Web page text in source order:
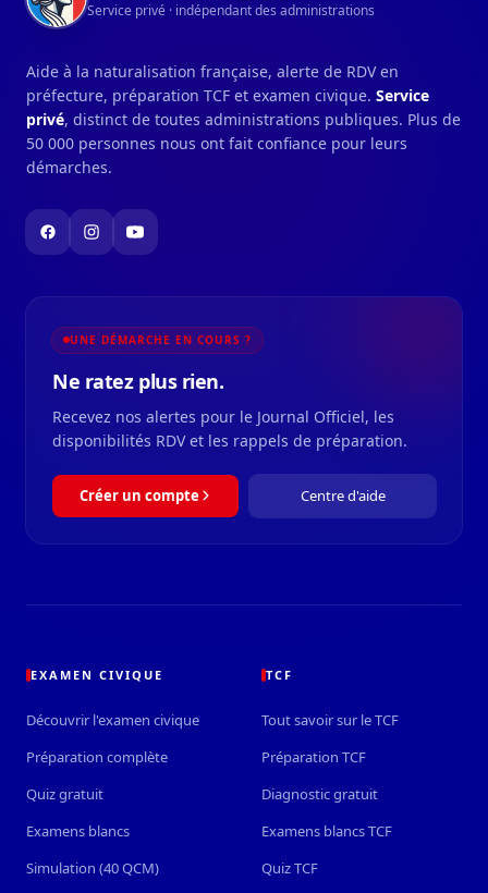
Service privé · indépendant des administrations
Aide à la naturalisation française, alerte de RDV en
préfecture, préparation TCF et examen civique. Service
privé, distinct de toutes administrations publiques. Plus de
50 000 personnes nous ont fait confiance pour leurs
démarches.
UNE DÉMARCHE EN COURS ?
Ne ratez plus rien.
Recevez nos alertes pour le Journal Officiel, les
disponibilités RDV et les rappels de préparation.
Créer un compte Centre d'aide
EXAMEN CIVIQUE
Découvrir l'examen civique
Préparation complète
Quiz gratuit
Examens blancs
Simulation (40 QCM)
TCF
Tout savoir sur le TCF
Préparation TCF
Diagnostic gratuit
Examens blancs TCF
Quiz TCF